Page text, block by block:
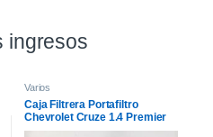
ingresos
Varios
Caja Filtrera Portafiltro
Chevrolet Cruze 1.4 Premier
19/21